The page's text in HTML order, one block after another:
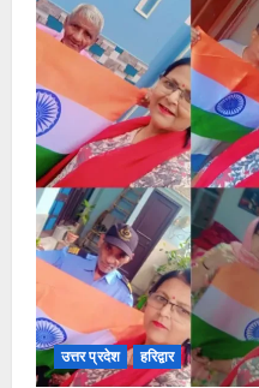
उत्तर प्रदेश हरिद्वार